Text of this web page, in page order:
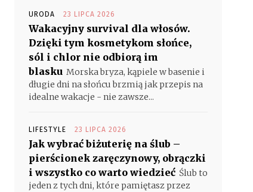
URODA 23 LIPCA 2026
Wakacyjny survival dla włosów.
Dzięki tym kosmetykom słońce,
sól i chlor nie odbiorą im
blasku Morska bryza, kąpiele w basenie i
długie dni na słońcu brzmią jak przepis na
idealne wakacje - nie zawsze...
LIFESTYLE 23 LIPCA 2026
Jak wybrać biżuterię na ślub –
pierścionek zaręczynowy, obrączki
i wszystko co warto wiedzieć Ślub to
jeden z tych dni, które pamiętasz przez